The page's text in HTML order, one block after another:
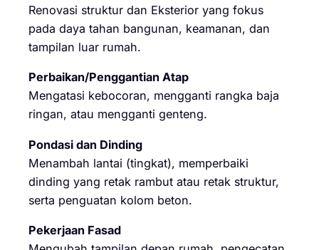
Renovasi struktur dan Eksterior yang fokus
pada daya tahan bangunan, keamanan, dan
tampilan luar rumah.
Perbaikan/Penggantian Atap
Mengatasi kebocoran, mengganti rangka baja
ringan, atau mengganti genteng.
Pondasi dan Dinding
Menambah lantai (tingkat), memperbaiki
dinding yang retak rambut atau retak struktur,
serta penguatan kolom beton.
Pekerjaan Fasad